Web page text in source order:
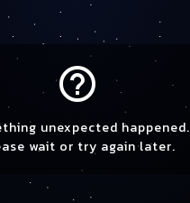
help_outline
unexpected happened.
wait or try again later.